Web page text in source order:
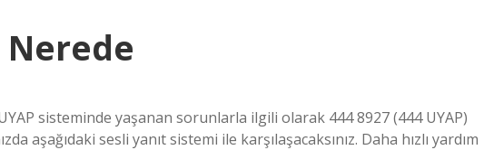
sisteminde yaşanan sorunlarla ilgili olarak 444 8927 (444 UYAP)
aşağıdaki sesli yanıt sistemi ile karşılaşacaksınız. Daha hızlı yardım